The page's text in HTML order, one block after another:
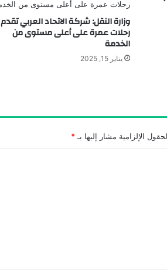
وزارة النقل: شركة الاتحاد العربي تقدم
رحلات عمرة على أعلى مستوى من
الخدمة
يناير 15, 2025
الإلزامية مشار إليها بـ *